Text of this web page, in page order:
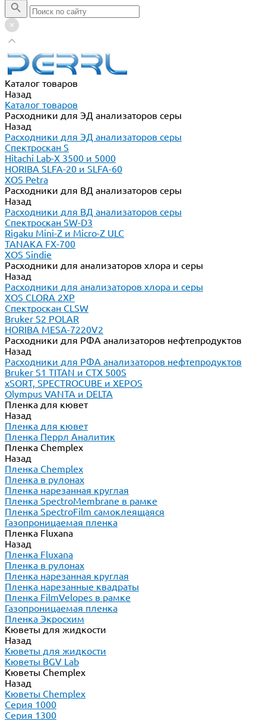
Каталог товаров
Назад
Каталог товаров
Расходники для ЭД анализаторов серы
Назад
Расходники для ЭД анализаторов серы
Спектроскан S
Hitachi Lab-X 3500 и 5000
HORIBA SLFA-20 и SLFA-60
XOS Petra
Расходники для ВД анализаторов серы
Назад
Расходники для ВД анализаторов серы
Спектроскан SW-D3
Rigaku Mini-Z и Micro-Z ULC
TANAKA FX-700
XOS Sindie
Расходники для анализаторов хлора и серы
Назад
Расходники для анализаторов хлора и серы
XOS CLORA 2XP
Спектроскан CLSW
Bruker S2 POLAR
HORIBA MESA-7220V2
Расходники для РФА анализаторов нефтепродуктов
Назад
Расходники для РФА анализаторов нефтепродуктов
Bruker S1 TITAN и CTX 500S
xSORT, SPECTROCUBE и XEPOS
Olympus VANTA и DELTA
Пленка для кювет
Назад
Пленка для кювет
Пленка Перрл Аналитик
Пленка Chemplex
Назад
Пленка Chemplex
Пленка в рулонах
Пленка нарезанная круглая
Пленка SpectroMembrane в рамке
Пленка SpectroFilm самоклеящаяся
Газопроницаемая пленка
Пленка Fluxana
Назад
Пленка Fluxana
Пленка в рулонах
Пленка нарезанная круглая
Пленка нарезанные квадраты
Пленка FilmVelopes в рамке
Газопроницаемая пленка
Пленка Экросхим
Кюветы для жидкости
Назад
Кюветы для жидкости
Кюветы BGV Lab
Кюветы Chemplex
Назад
Кюветы Chemplex
Серия 1000
Серия 1300